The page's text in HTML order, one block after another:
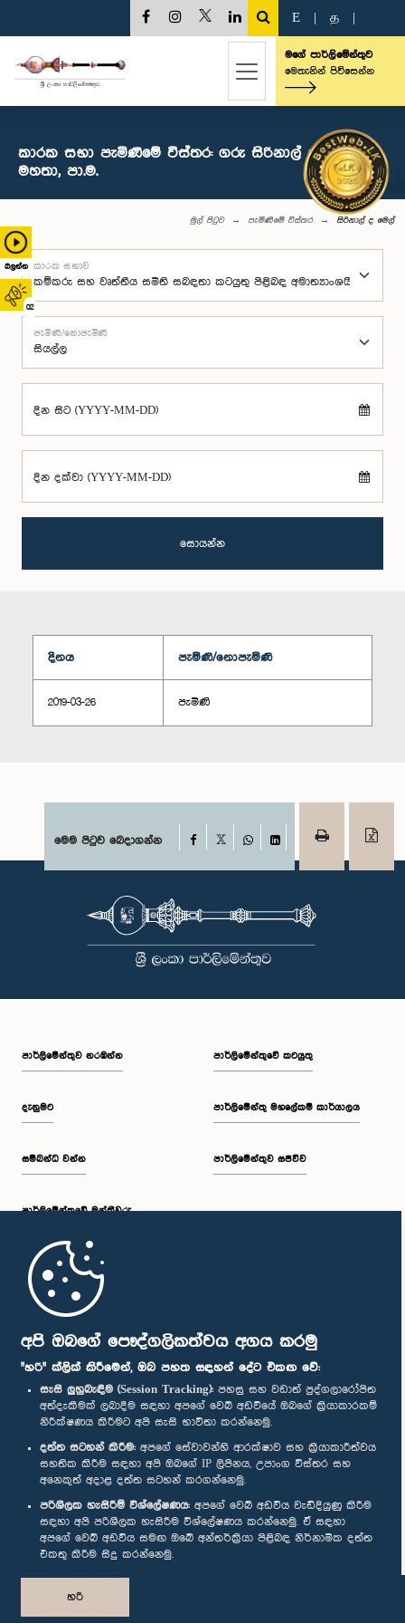
අපි ඔබගේ පෞද්ගලිකත්වය අගය කරමු
"හරි" ක්ලික් කිරීමෙන්, ඔබ පහත සඳහන් දේට එකඟ වේ:
සැසි ලුහුබැඳීම (Session Tracking): පහසු සහ වඩාත් පුද්ගලාරෝපිත
අත්දැකීමක් ලබාදීම සඳහා අපගේ වෙබ් අඩවියේ ඔබගේ ක්‍රියාකාරකම්
නිරීක්ෂණය කිරීමට අපි සැසි භාවිතා කරන්නෙමු.
දත්ත සටහන් කිරීම: අපගේ සේවාවන්හි ආරක්ෂාව සහ ක්‍රියාකාරීත්වය
සහතික කිරීම සඳහා අපි ඔබගේ IP ලිපිනය, උපාංග විස්තර සහ
අනෙකුත් අදාළ දත්ත සටහන් කරගන්නෙමු.
පරිශීලක හැසිරීම් විශ්ලේෂණය: අපගේ වෙබ් අඩවිය වැඩිදියුණු කිරීම
සඳහා අපි පරිශීලක හැසිරීම විශ්ලේෂණය කරන්නෙමු. ඒ සඳහා
අපගේ වෙබ් අඩවිය සමඟ ඔබේ අන්තර්ක්‍රියා පිළිබඳ නිර්නාමික දත්ත
එකතු කිරීම සිදු කරන්නෙමු.
හරි
බලන්න
02
E த
මගේ පාර්ලිමේන්තුව
මෙතැනින් පිවිසෙන්න
කාරක සභා පැමිණීමේ විස්තර: ගරු සිරිනාල් ද මෙල්
මහතා, පා.ම.
මුල් පිටුව පැමිණීමේ විස්තර සිරිනාල් ද මෙල්
කාරක සභාව
පැමිණි/නොපැමිණි
දින සිට (YYYY-MM-DD)
දින දක්වා (YYYY-MM-DD)
සොයන්න
දිනය පැමිණි/නොපැමිණි
2019-03-26 පැමිණි
මෙම පිටුව බෙදාගන්න Facebook
WhatsAppLinkedIn
පාර්ලි‌මේන්තුව නරඹන්න
දැනුමට
සම්බන්ධ වන්න
පාර්ලි‌මේන්තුවේ මන්ත්‍රීවරු
මුල් පිටුව
පාර්ලිමේන්තුවේ කටයුතු
පාර්ලිමේන්තු මහලේකම් කාර්යාලය
පාර්ලිමේන්තුව සජීවීව
පාර්ලිමේන්තු ජංගම යෙදුම
අප හා සම්බන්ධ වී සිටින්න :
සම්මාන
පෞද්ගලිකත්ව ප්‍රතිපත්තිය